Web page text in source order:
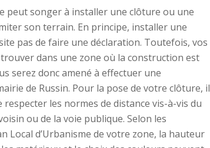
peut songer à installer une clôture ou une
son terrain. En principe, installer une
pas de faire une déclaration. Toutefois, vos
dans une zone où la construction est
serez donc amené à effectuer une
de Russin. Pour la pose de votre clôture, il
respecter les normes de distance vis-à-vis du
ou de la voie publique. Selon les
Local d’Urbanisme de votre zone, la hauteur